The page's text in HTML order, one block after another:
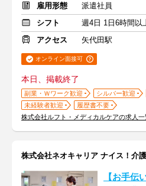
雇用形態
派遣社員
シフト
週4日 1日6時間以
アクセス
矢代田駅
オンライン面接可
本日、掲載終了
副業・Ｗワーク歓迎 シルバー歓迎
未経験者歓迎
履歴書不要
株式会社ルフト・メディカルケアの求人一
株式会社ネオキャリア ナイス！介
【お手伝